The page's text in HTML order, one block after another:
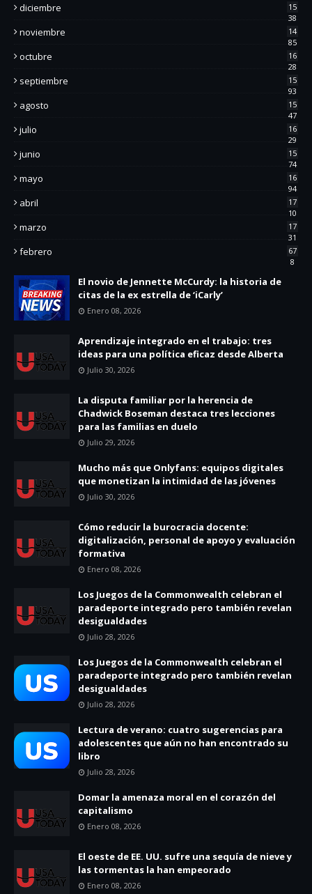
diciembre
15
38
noviembre
14
85
octubre
16
28
septiembre
15
93
agosto
15
47
julio
16
29
junio
15
74
mayo
16
94
abril
17
10
marzo
17
31
febrero
67
8
El novio de Jennette McCurdy: la historia de
citas de la ex estrella de ‘iCarly’
Enero 08, 2026
Aprendizaje integrado en el trabajo: tres
ideas para una política eficaz desde Alberta
Julio 30, 2026
La disputa familiar por la herencia de
Chadwick Boseman destaca tres lecciones
para las familias en duelo
Julio 29, 2026
Mucho más que Onlyfans: equipos digitales
que monetizan la intimidad de las jóvenes
Julio 30, 2026
Cómo reducir la burocracia docente:
digitalización, personal de apoyo y evaluación
formativa
Enero 08, 2026
Los Juegos de la Commonwealth celebran el
paradeporte integrado pero también revelan
desigualdades
Julio 28, 2026
Los Juegos de la Commonwealth celebran el
paradeporte integrado pero también revelan
desigualdades
Julio 28, 2026
Lectura de verano: cuatro sugerencias para
adolescentes que aún no han encontrado su
libro
Julio 28, 2026
Domar la amenaza moral en el corazón del
capitalismo
Enero 08, 2026
El oeste de EE. UU. sufre una sequía de nieve y
las tormentas la han empeorado
Enero 08, 2026